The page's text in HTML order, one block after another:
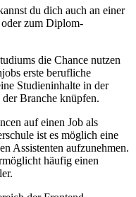
du dich auch an einer
zum Diplom-
die Chance nutzen
erste berufliche
Studieninhalte in der
Branche knüpfen.
auf einen Job als
ist es möglich eine
Assistenten aufzunehmen.
häufig einen